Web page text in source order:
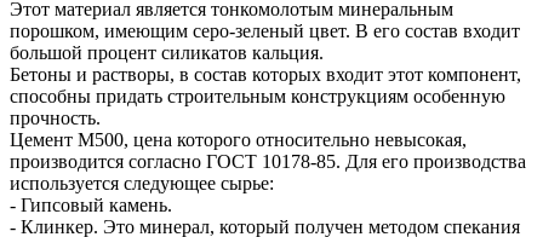
Этот материал является тонкомолотым минеральным
порошком, имеющим серо-зеленый цвет. В его состав входит
большой процент силикатов кальция.
Бетоны и растворы, в состав которых входит этот компонент,
способны придать строительным конструкциям особенную
прочность.
Цемент М500, цена которого относительно невысокая,
производится согласно ГОСТ 10178-85. Для его производства
используется следующее сырье:
- Гипсовый камень.
- Клинкер. Это минерал, который получен методом спекания